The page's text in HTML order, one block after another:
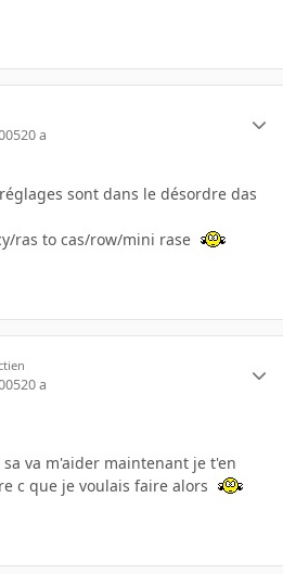
20 a
sont dans le désordre das
ras to cas/row/mini rase
20 a
va m'aider maintenant je t'en
c que je voulais faire alors